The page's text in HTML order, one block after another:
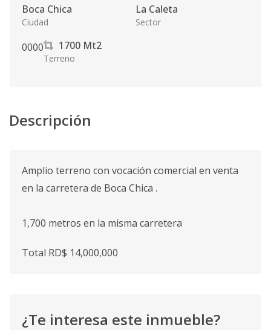
Boca Chica
Ciudad
La Caleta
Sector
0000 1700 Mt2
Terreno
Descripción
Amplio terreno con vocación comercial en venta
en la carretera de Boca Chica .
1,700 metros en la misma carretera
Total RD$ 14,000,000
¿Te interesa este inmueble?